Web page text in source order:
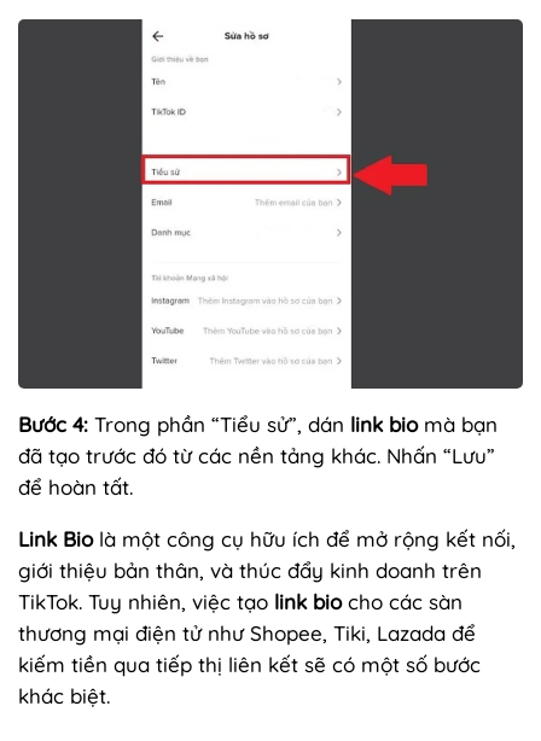
Bước 4: Trong phần “Tiểu sử”, dán link biomà bạn
đã tạo trước đó từ các nền tảng khác. Nhấn “Lưu”
để hoàn tất.
Link Biolà một công cụ hữu ích để mở rộng kết nối,
giới thiệu bản thân, và thúc đẩy kinh doanh trên
TikTok. Tuy nhiên, việc tạo link biocho các sàn
thương mại điện tử như Shopee, Tiki, Lazada để
kiếm tiền qua tiếp thị liên kết sẽ có một số bước
khác biệt.